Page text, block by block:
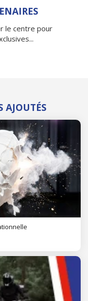
le centre pour
AJOUTÉS